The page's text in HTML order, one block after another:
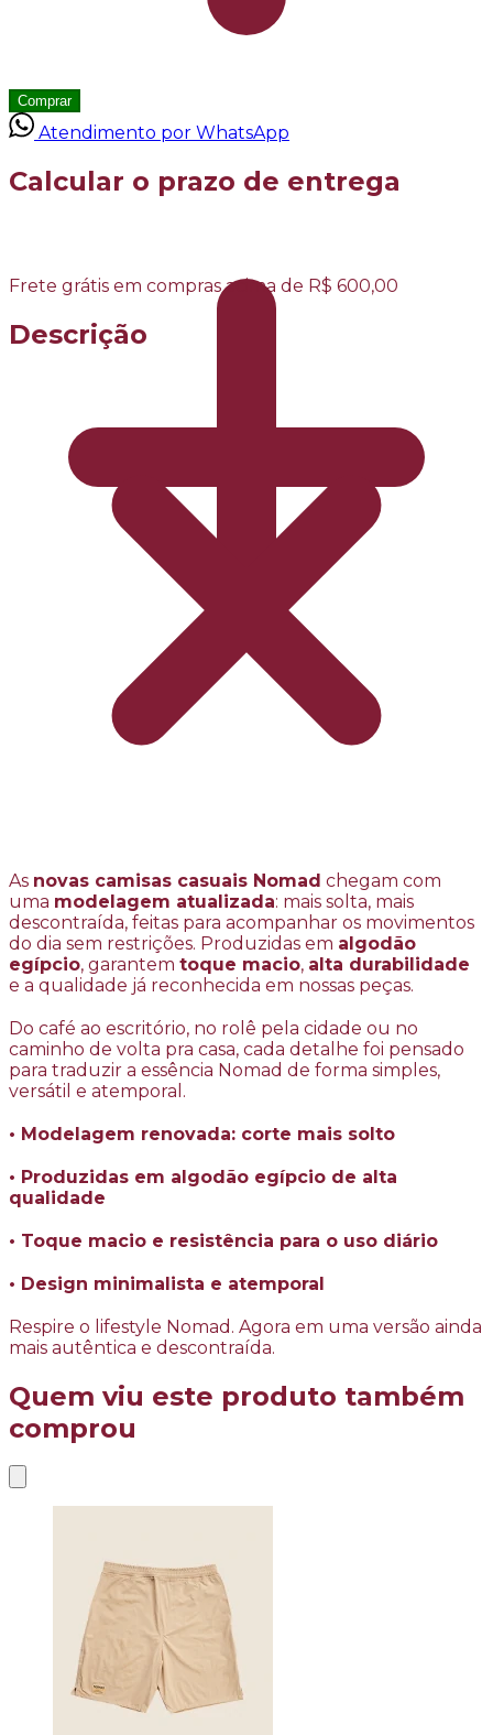
Comprar
Atendimento por WhatsApp
Calcular o prazo de entrega
Frete grátis em compras acima de R$ 600,00
Descrição
As novas camisas casuais Nomad chegam com
uma modelagem atualizada: mais solta, mais
descontraída, feitas para acompanhar os movimentos
do dia sem restrições. Produzidas em algodão
egípcio, garantem toque macio, alta durabilidade
e a qualidade já reconhecida em nossas peças.
Do café ao escritório, no rolê pela cidade ou no
caminho de volta pra casa, cada detalhe foi pensado
para traduzir a essência Nomad de forma simples,
versátil e atemporal.
• Modelagem renovada: corte mais solto
• Produzidas em algodão egípcio de alta
qualidade
• Toque macio e resistência para o uso diário
• Design minimalista e atemporal
Respire o lifestyle Nomad. Agora em uma versão ainda
mais autêntica e descontraída.
Quem viu este produto também
comprou